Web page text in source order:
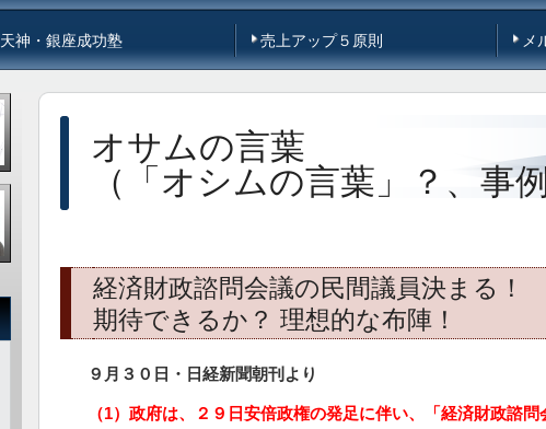
天神・銀座成功塾 売上アップ５原則 メ
オサムの言葉
（「オシムの言葉」？、事
経済財政諮問会議の民間議員決まる！
期待できるか？ 理想的な布陣！
９月３０日・日経新聞朝刊より
（1） 政府は、２９日安倍政権の発足に伴い、「経済財政諮問